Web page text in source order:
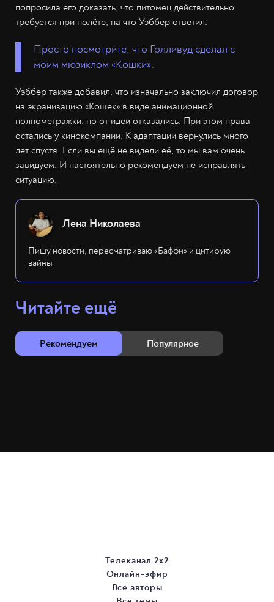
попросила его доказать, что питомец действительно
требуется при полёте, на что Уэббер ответил:
Просто посмотрите, что Голливуд сделал с
моим мюзиклом «Кошки».
Уэббер также добавил, что изначально заключил договор
на экранизацию «Кошек» в виде анимационной
полнометражки, но от идеи отказались. При этом права
остались у кинокомпании. К адаптации вернулись много
лет спустя. Если вы ещё не видели её, то мы вам очень
завидуем. И настоятельно рекомендуем не исправлять
ситуацию.
Лена Николаева
Пишу новости, пересматриваю «Баффи» и цитирую
вайны
Читайте ещё
Рекомендуем Популярное
Телеканал 2х2
Онлайн-эфир
Все авторы